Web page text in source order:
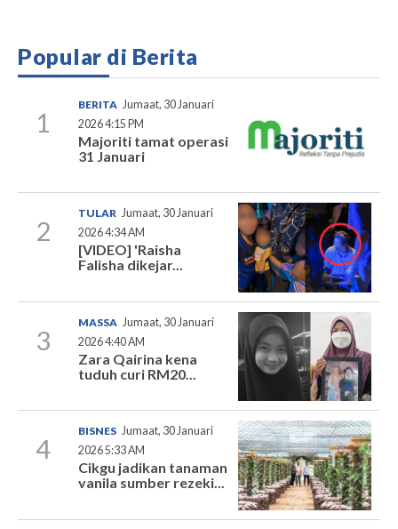
Popular di Berita
1
BERITA Jumaat, 30 Januari
2026 4:15 PM
Majoriti tamat operasi
31 Januari
2
TULAR Jumaat, 30 Januari
2026 4:34 AM
[VIDEO] 'Raisha
Falisha dikejar...
3
MASSA Jumaat, 30 Januari
2026 4:40 AM
Zara Qairina kena
tuduh curi RM20...
4
BISNES Jumaat, 30 Januari
2026 5:33 AM
Cikgu jadikan tanaman
vanila sumber rezeki...